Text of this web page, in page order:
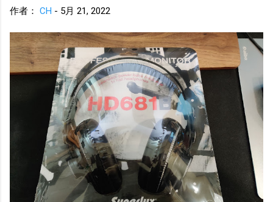
作者： CH - 5月 21, 2022